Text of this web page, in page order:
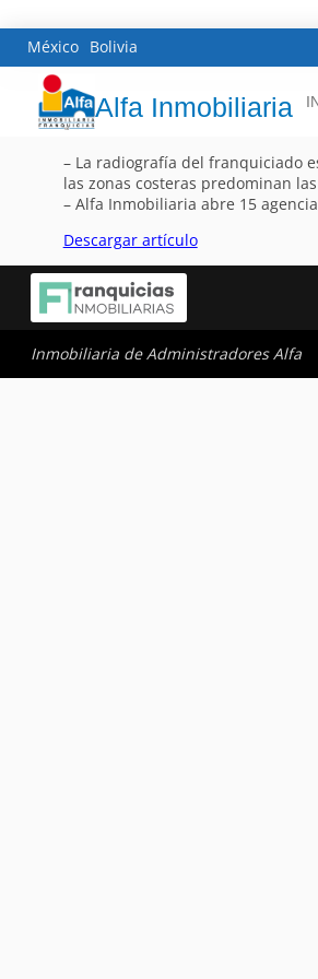
México Bolivia
Alfa Inmobiliaria
– La radiografía del franquiciado
las zonas costeras predominan
– Alfa Inmobiliaria abre 15
Descargar artículo
Inmobiliaria de Administradores Alfa